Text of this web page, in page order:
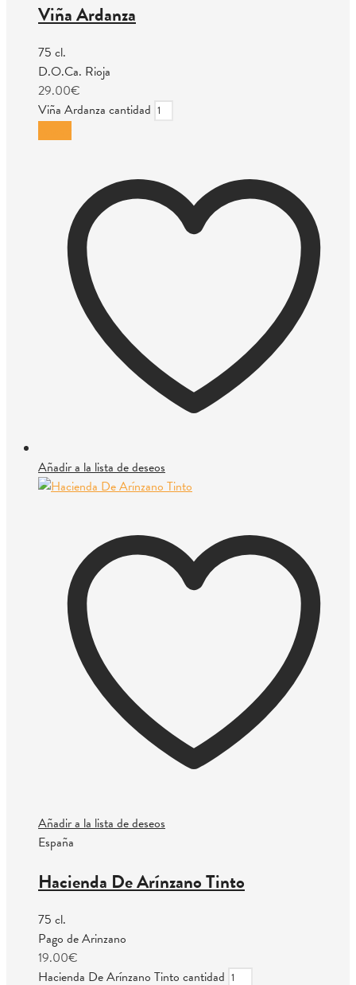
Viña Ardanza
75 cl.
D.O.Ca. Rioja
29.00€
Viña Ardanza cantidad
Añadir a la lista de deseos
Añadir a la lista de deseos
España
Hacienda De Arínzano Tinto
75 cl.
Pago de Arinzano
19.00€
Hacienda De Arínzano Tinto cantidad